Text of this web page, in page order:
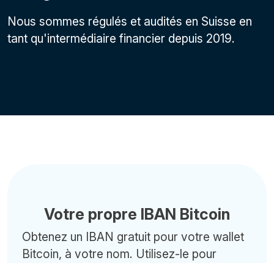
Nous sommes régulés et audités en Suisse en
tant qu'intermédiaire financier depuis 2019.
Votre propre IBAN Bitcoin
Obtenez un IBAN gratuit pour votre wallet
Bitcoin, à votre nom. Utilisez-le pour